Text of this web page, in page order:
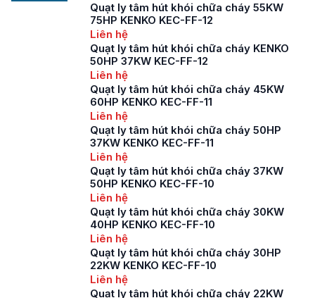
Quạt ly tâm hút khói chữa cháy 55KW
75HP KENKO KEC-FF-12
Liên hệ
Quạt ly tâm hút khói chữa cháy KENKO
50HP 37KW KEC-FF-12
Liên hệ
Quạt ly tâm hút khói chữa cháy 45KW
60HP KENKO KEC-FF-11
Liên hệ
Quạt ly tâm hút khói chữa cháy 50HP
37KW KENKO KEC-FF-11
Liên hệ
Quạt ly tâm hút khói chữa cháy 37KW
50HP KENKO KEC-FF-10
Liên hệ
Quạt ly tâm hút khói chữa cháy 30KW
40HP KENKO KEC-FF-10
Liên hệ
Quạt ly tâm hút khói chữa cháy 30HP
22KW KENKO KEC-FF-10
Liên hệ
Quạt ly tâm hút khói chữa cháy 22KW